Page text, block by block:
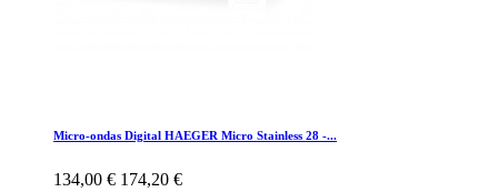
Micro-ondas Digital HAEGER Micro Stainless 28 -...
134,00 € 174,20 €